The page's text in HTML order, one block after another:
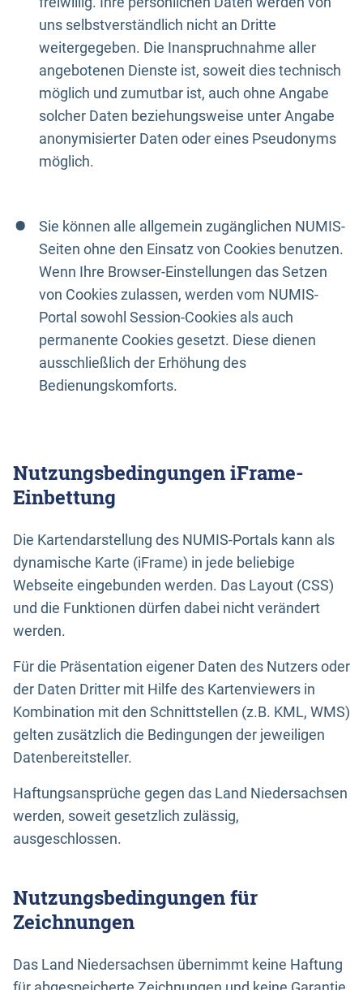
uns selbstverständlich nicht an Dritte
weitergegeben. Die Inanspruchnahme aller
angebotenen Dienste ist, soweit dies technisch
möglich und zumutbar ist, auch ohne Angabe
solcher Daten beziehungsweise unter Angabe
anonymisierter Daten oder eines Pseudonyms
möglich.
Sie können alle allgemein zugänglichen NUMIS-
Seiten ohne den Einsatz von Cookies benutzen.
Wenn Ihre Browser-Einstellungen das Setzen
von Cookies zulassen, werden vom NUMIS-
Portal sowohl Session-Cookies als auch
permanente Cookies gesetzt. Diese dienen
ausschließlich der Erhöhung des
Bedienungskomforts.
Nutzungsbedingungen iFrame-
Einbettung
Die Kartendarstellung des NUMIS-Portals kann als
dynamische Karte (iFrame) in jede beliebige
Webseite eingebunden werden. Das Layout (CSS)
und die Funktionen dürfen dabei nicht verändert
werden.
Für die Präsentation eigener Daten des Nutzers oder
der Daten Dritter mit Hilfe des Kartenviewers in
Kombination mit den Schnittstellen (z.B. KML, WMS)
gelten zusätzlich die Bedingungen der jeweiligen
Datenbereitsteller.
Haftungsansprüche gegen das Land Niedersachsen
werden, soweit gesetzlich zulässig,
ausgeschlossen.
Nutzungsbedingungen für
Zeichnungen
Das Land Niedersachsen übernimmt keine Haftung